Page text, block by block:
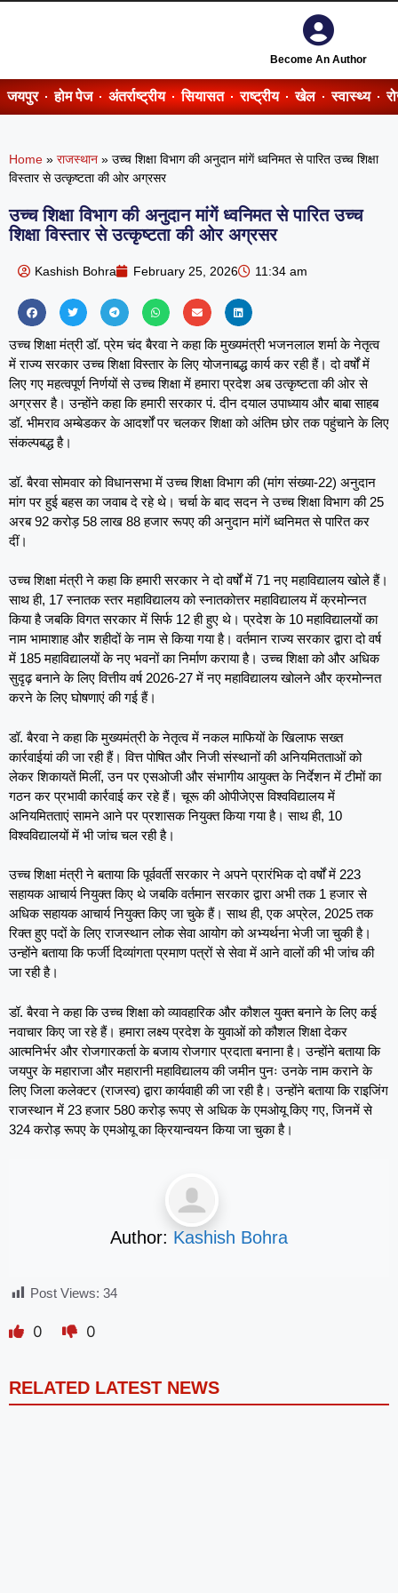
Become An Author
जयपुर होम पेज अंतर्राष्ट्रीय सियासत राष्ट्रीय खेल स्वास्थ्य
Home » राजस्थान » उच्च शिक्षा विभाग की अनुदान मांगें ध्वनिमत से पारित उच्च शिक्षा
विस्तार से उत्कृष्टता की ओर अग्रसर
उच्च शिक्षा विभाग की अनुदान मांगें ध्वनिमत से पारित उच्च
शिक्षा विस्तार से उत्कृष्टता की ओर अग्रसर
Kashish Bohra February 25, 2026 11:34 am
उच्च शिक्षा मंत्री डॉ. प्रेम चंद बैरवा ने कहा कि मुख्यमंत्री भजनलाल शर्मा के नेतृत्व
में राज्य सरकार उच्च शिक्षा विस्तार के लिए योजनाबद्ध कार्य कर रही हैं। दो वर्षों में
लिए गए महत्वपूर्ण निर्णयों से उच्च शिक्षा में हमारा प्रदेश अब उत्कृष्टता की ओर से
अग्रसर है। उन्होंने कहा कि हमारी सरकार पं. दीन दयाल उपाध्याय और बाबा साहब
डॉ. भीमराव अम्बेडकर के आदर्शों पर चलकर शिक्षा को अंतिम छोर तक पहुंचाने के लिए
संकल्पबद्ध है।
डॉ. बैरवा सोमवार को विधानसभा में उच्च शिक्षा विभाग की (मांग संख्या-22) अनुदान
मांग पर हुई बहस का जवाब दे रहे थे। चर्चा के बाद सदन ने उच्च शिक्षा विभाग की 25
अरब 92 करोड़ 58 लाख 88 हजार रूपए की अनुदान मांगें ध्वनिमत से पारित कर
दीं।
उच्च शिक्षा मंत्री ने कहा कि हमारी सरकार ने दो वर्षों में 71 नए महाविद्यालय खोले हैं।
साथ ही, 17 स्नातक स्तर महाविद्यालय को स्नातकोत्तर महाविद्यालय में क्रमोन्नत
किया है जबकि विगत सरकार में सिर्फ 12 ही हुए थे। प्रदेश के 10 महाविद्यालयों का
नाम भामाशाह और शहीदों के नाम से किया गया है। वर्तमान राज्य सरकार द्वारा दो वर्ष
में 185 महाविद्यालयों के नए भवनों का निर्माण कराया है। उच्च शिक्षा को और अधिक
सुदृढ़ बनाने के लिए वित्तीय वर्ष 2026-27 में नए महाविद्यालय खोलने और क्रमोन्नत
करने के लिए घोषणाएं की गई हैं।
डॉ. बैरवा ने कहा कि मुख्यमंत्री के नेतृत्व में नकल माफियों के खिलाफ सख्त
कार्रवाईयां की जा रही हैं। वित्त पोषित और निजी संस्थानों की अनियमितताओं को
लेकर शिकायतें मिलीं, उन पर एसओजी और संभागीय आयुक्त के निर्देशन में टीमों का
गठन कर प्रभावी कार्रवाई कर रहे हैं। चूरू की ओपीजेएस विश्वविद्यालय में
अनियमितताएं सामने आने पर प्रशासक नियुक्त किया गया है। साथ ही, 10
विश्वविद्यालयों में भी जांच चल रही है।
उच्च शिक्षा मंत्री ने बताया कि पूर्ववर्ती सरकार ने अपने प्रारंभिक दो वर्षों में 223
सहायक आचार्य नियुक्त किए थे जबकि वर्तमान सरकार द्वारा अभी तक 1 हजार से
अधिक सहायक आचार्य नियुक्त किए जा चुके हैं। साथ ही, एक अप्रेल, 2025 तक
रिक्त हुए पदों के लिए राजस्थान लोक सेवा आयोग को अभ्यर्थना भेजी जा चुकी है।
उन्होंने बताया कि फर्जी दिव्यांगता प्रमाण पत्रों से सेवा में आने वालों की भी जांच की
जा रही है।
डॉ. बैरवा ने कहा कि उच्च शिक्षा को व्यावहारिक और कौशल युक्त बनाने के लिए कई
नवाचार किए जा रहे हैं। हमारा लक्ष्य प्रदेश के युवाओं को कौशल शिक्षा देकर
आत्मनिर्भर और रोजगारकर्ता के बजाय रोजगार प्रदाता बनाना है। उन्होंने बताया कि
जयपुर के महाराजा और महारानी महाविद्यालय की जमीन पुनः उनके नाम कराने के
लिए जिला कलेक्टर (राजस्व) द्वारा कार्यवाही की जा रही है। उन्होंने बताया कि राइजिंग
राजस्थान में 23 हजार 580 करोड़ रूपए से अधिक के एमओयू किए गए, जिनमें से
324 करोड़ रूपए के एमओयू का क्रियान्वयन किया जा चुका है।
Author: Kashish Bohra
Post Views: 34
0 0
RELATED LATEST NEWS